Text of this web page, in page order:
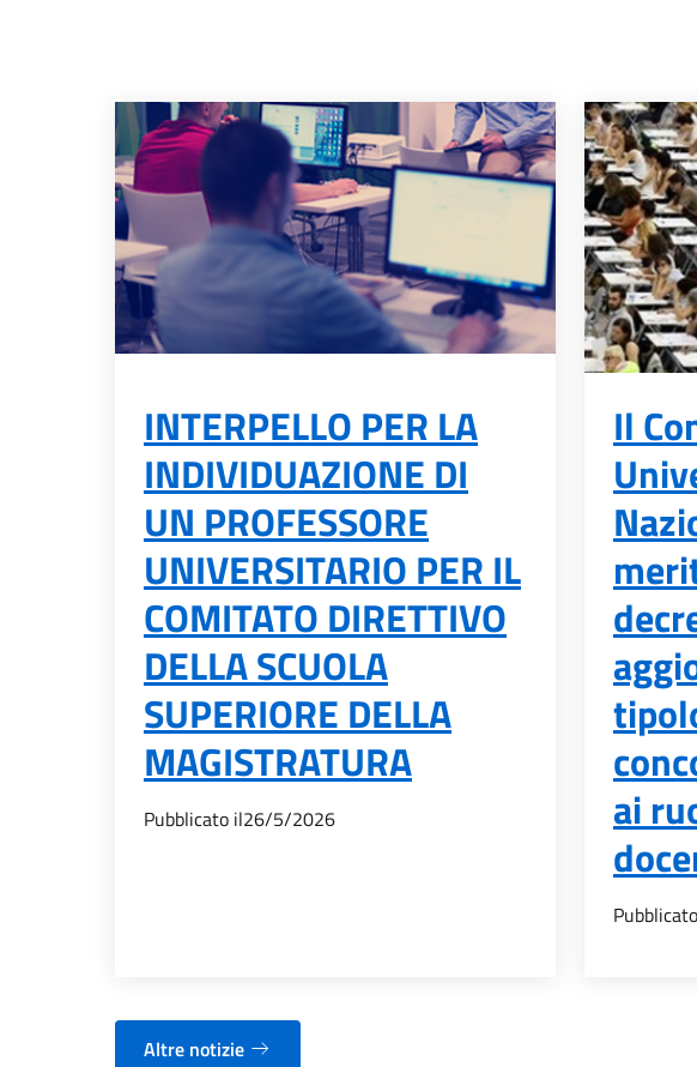
INTERPELLO PER LA
INDIVIDUAZIONE DI
UN PROFESSORE
UNIVERSITARIO PER IL
COMITATO DIRETTIVO
DELLA SCUOLA
SUPERIORE DELLA
MAGISTRATURA
Pubblicato il26/5/2026
Il
ai
Altre notizie